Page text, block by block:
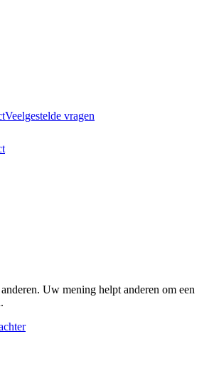
Veelgestelde vragen
Uw mening helpt anderen om een